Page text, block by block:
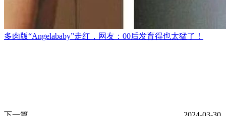
多肉版“Angelababy”走红，网友：00后发育得也太猛了！